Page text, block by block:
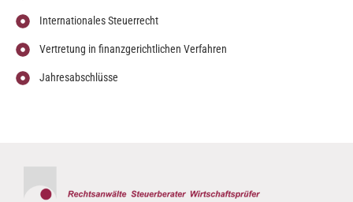
Internationales Steuerrecht
Vertretung in finanzgerichtlichen Verfahren
Jahresabschlüsse